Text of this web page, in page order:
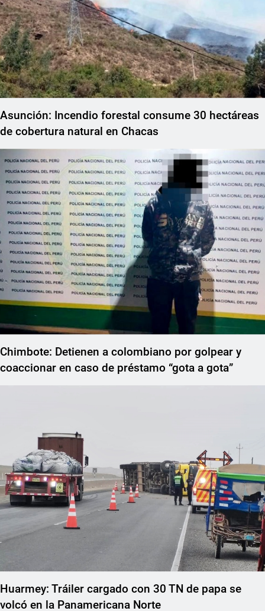
Asunción: Incendio forestal consume 30 hectáreas
de cobertura natural en Chacas
Chimbote: Detienen a colombiano por golpear y
coaccionar en caso de préstamo “gota a gota”
Huarmey: Tráiler cargado con 30 TN de papa se
volcó en la Panamericana Norte